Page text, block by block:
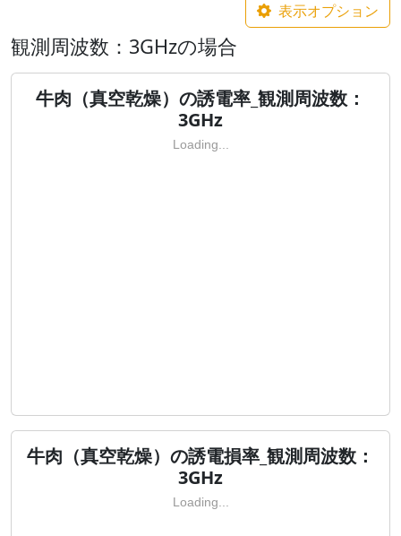
表示オプション
観測周波数：3GHzの場合
牛肉（真空乾燥）の誘電率_観測周波数：
3GHz
Loading...
牛肉（真空乾燥）の誘電損率_観測周波数：
3GHz
Loading...